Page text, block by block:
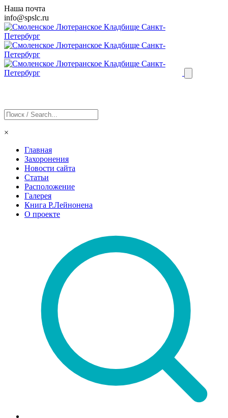
Наша почта
info@spslc.ru
×
Главная
Захоронения
Новости сайта
Статьи
Расположение
Галерея
Книга Р.Лейнонена
О проекте